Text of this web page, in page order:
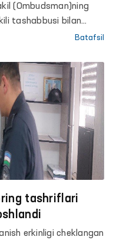
(Ombudsman)ning
tashabbusi bilan
tadbiri tashkil etildi.Batafsil
tashriflari
erkinligi cheklangan